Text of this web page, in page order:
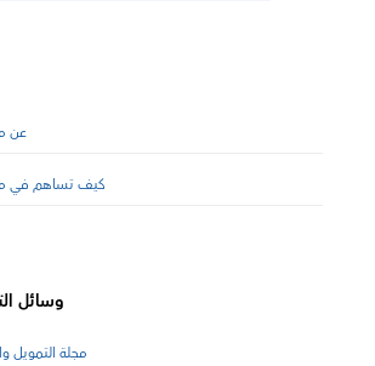
عن
كيف تساهم في
وسائل
مجلة التمويل